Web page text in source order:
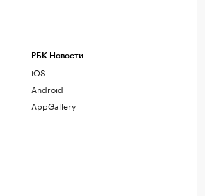
РБК Новости
iOS
Android
AppGallery